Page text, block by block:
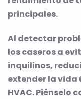
principales.
Al detectar
los caseros a
inquilinos,
extender la vida
HVAC. Piénselo